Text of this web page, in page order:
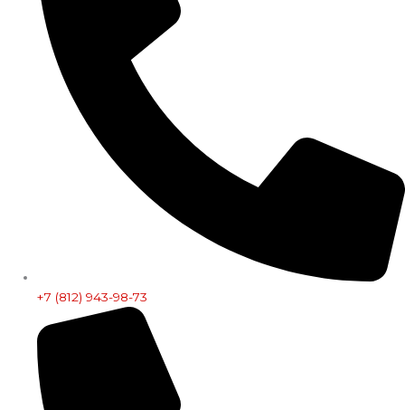
+7 (812) 943-98-73